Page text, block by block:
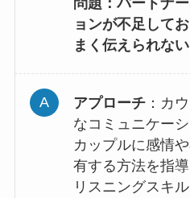
ョンが不足して
まく伝えられない
アプローチ：カ
なコミュニケー
カップルに感情
有する方法を指
リスニングスキ